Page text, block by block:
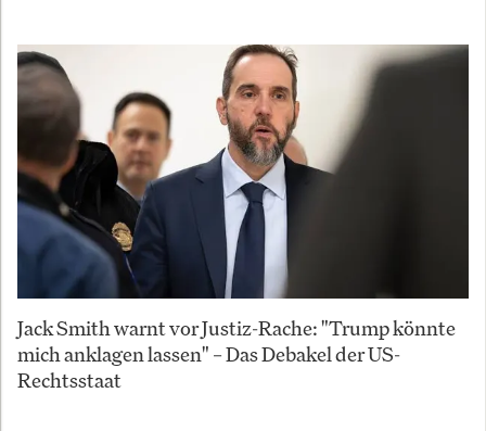
Jack Smith warnt vor Justiz-Rache: "Trump könnte
mich anklagen lassen" – Das Debakel der US-
Rechtsstaat